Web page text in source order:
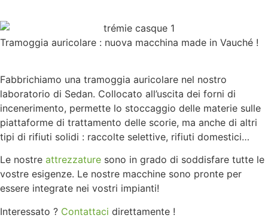
Tramoggia auricolare : nuova macchina made in Vauché !
Fabbrichiamo una tramoggia auricolare nel nostro
laboratorio di Sedan. Collocato all’uscita dei forni di
incenerimento, permette lo stoccaggio delle materie sulle
piattaforme di trattamento delle scorie, ma anche di altri
tipi di rifiuti solidi : raccolte selettive, rifiuti domestici…
Le nostre attrezzature sono in grado di soddisfare tutte le
vostre esigenze. Le nostre macchine sono pronte per
essere integrate nei vostri impianti!
Interessato ? Contattaci direttamente !